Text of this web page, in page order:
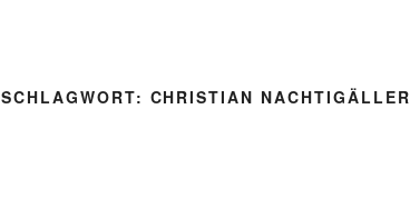
SCHLAGWORT: CHRISTIAN NACHTIGÄLLER